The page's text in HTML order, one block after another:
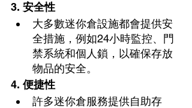
3. 安全性
大多數迷你倉設施都會提供安
全措施，例如24小時監控、門
禁系統和個人鎖，以確保存放
物品的安全。
4. 便捷性
許多迷你倉服務提供自助存